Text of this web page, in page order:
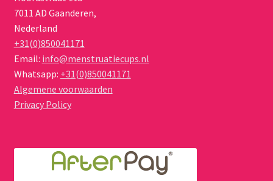
7011 AD Gaanderen,
Nederland
+31(0)850041171
Email: info@menstruatiecups.nl
Whatsapp: +31(0)850041171
Algemene voorwaarden
Privacy Policy